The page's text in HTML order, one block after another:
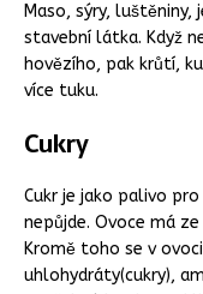
Maso, sýry, luštěniny,
stavební látka. Když
hovězího, pak krůtí,
více tuku.
Cukry
Cukr je jako palivo
nepůjde. Ovoce má
Kromě toho se v
uhlohydráty(cukry),